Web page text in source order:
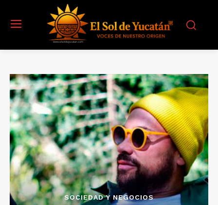
SOCIEDAD Y NEGOCIOS